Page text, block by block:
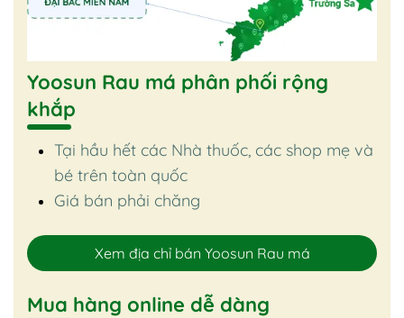
Yoosun Rau má phân phối rộng
khắp
Tại hầu hết các Nhà thuốc, các shop mẹ và
bé trên toàn quốc
Giá bán phải chăng
Xem địa chỉ bán Yoosun Rau má
Mua hàng online dễ dàng